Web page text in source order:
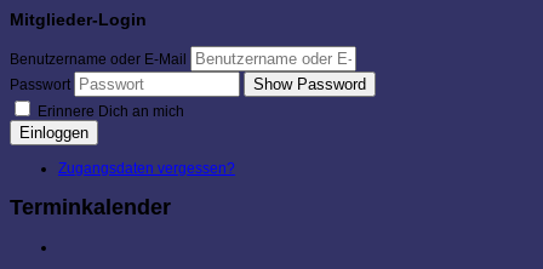
Mitglieder-Login
Benutzername oder E-Mail
Passwort
Show Password
Erinnere Dich an mich
Einloggen
Zugangsdaten vergessen?
Terminkalender